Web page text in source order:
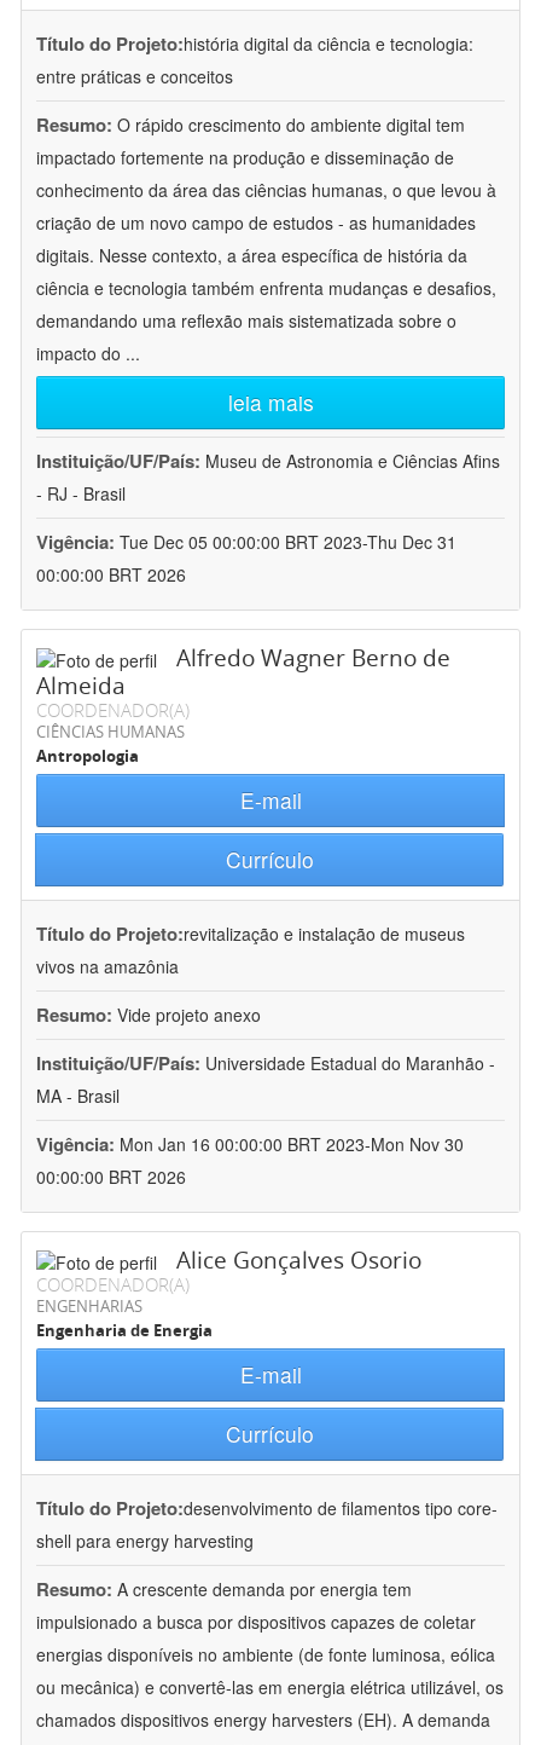
Título do Projeto:história digital da ciência e tecnologia:
entre práticas e conceitos
Resumo: O rápido crescimento do ambiente digital tem
impactado fortemente na produção e disseminação de
conhecimento da área das ciências humanas, o que levou à
criação de um novo campo de estudos - as humanidades
digitais. Nesse contexto, a área específica de história da
ciência e tecnologia também enfrenta mudanças e desafios,
demandando uma reflexão mais sistematizada sobre o
impacto do ...
leia mais
Instituição/UF/País: Museu de Astronomia e Ciências Afins
- RJ - Brasil
Vigência: Tue Dec 05 00:00:00 BRT 2023-Thu Dec 31
00:00:00 BRT 2026
Alfredo Wagner Berno de
Almeida
COORDENADOR(A)
CIÊNCIAS HUMANAS
Antropologia
E-mail
Currículo
Título do Projeto:revitalização e instalação de museus
vivos na amazônia
Resumo: Vide projeto anexo
Instituição/UF/País: Universidade Estadual do Maranhão -
MA - Brasil
Vigência: Mon Jan 16 00:00:00 BRT 2023-Mon Nov 30
00:00:00 BRT 2026
Alice Gonçalves Osorio
COORDENADOR(A)
ENGENHARIAS
Engenharia de Energia
E-mail
Currículo
Título do Projeto:desenvolvimento de filamentos tipo core-
shell para energy harvesting
Resumo: A crescente demanda por energia tem
impulsionado a busca por dispositivos capazes de coletar
energias disponíveis no ambiente (de fonte luminosa, eólica
ou mecânica) e convertê-las em energia elétrica utilizável, os
chamados dispositivos energy harvesters (EH). A demanda